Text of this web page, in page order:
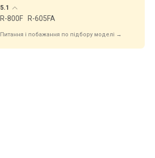
5.1
R-800F R-605FA
Питання і побажання по підбору моделі →